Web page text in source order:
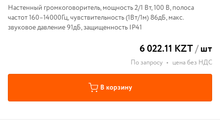
Настенный громкоговоритель, мощность 2/1 Вт, 100 В, полоса
частот 160–14000Гц, чувствительность (1Вт/1м) 86дБ, макс.
звуковое давление 91дБ, защищенность IP41
6 022.11 KZT/шт
По запросу • цена без НДС
В корзину